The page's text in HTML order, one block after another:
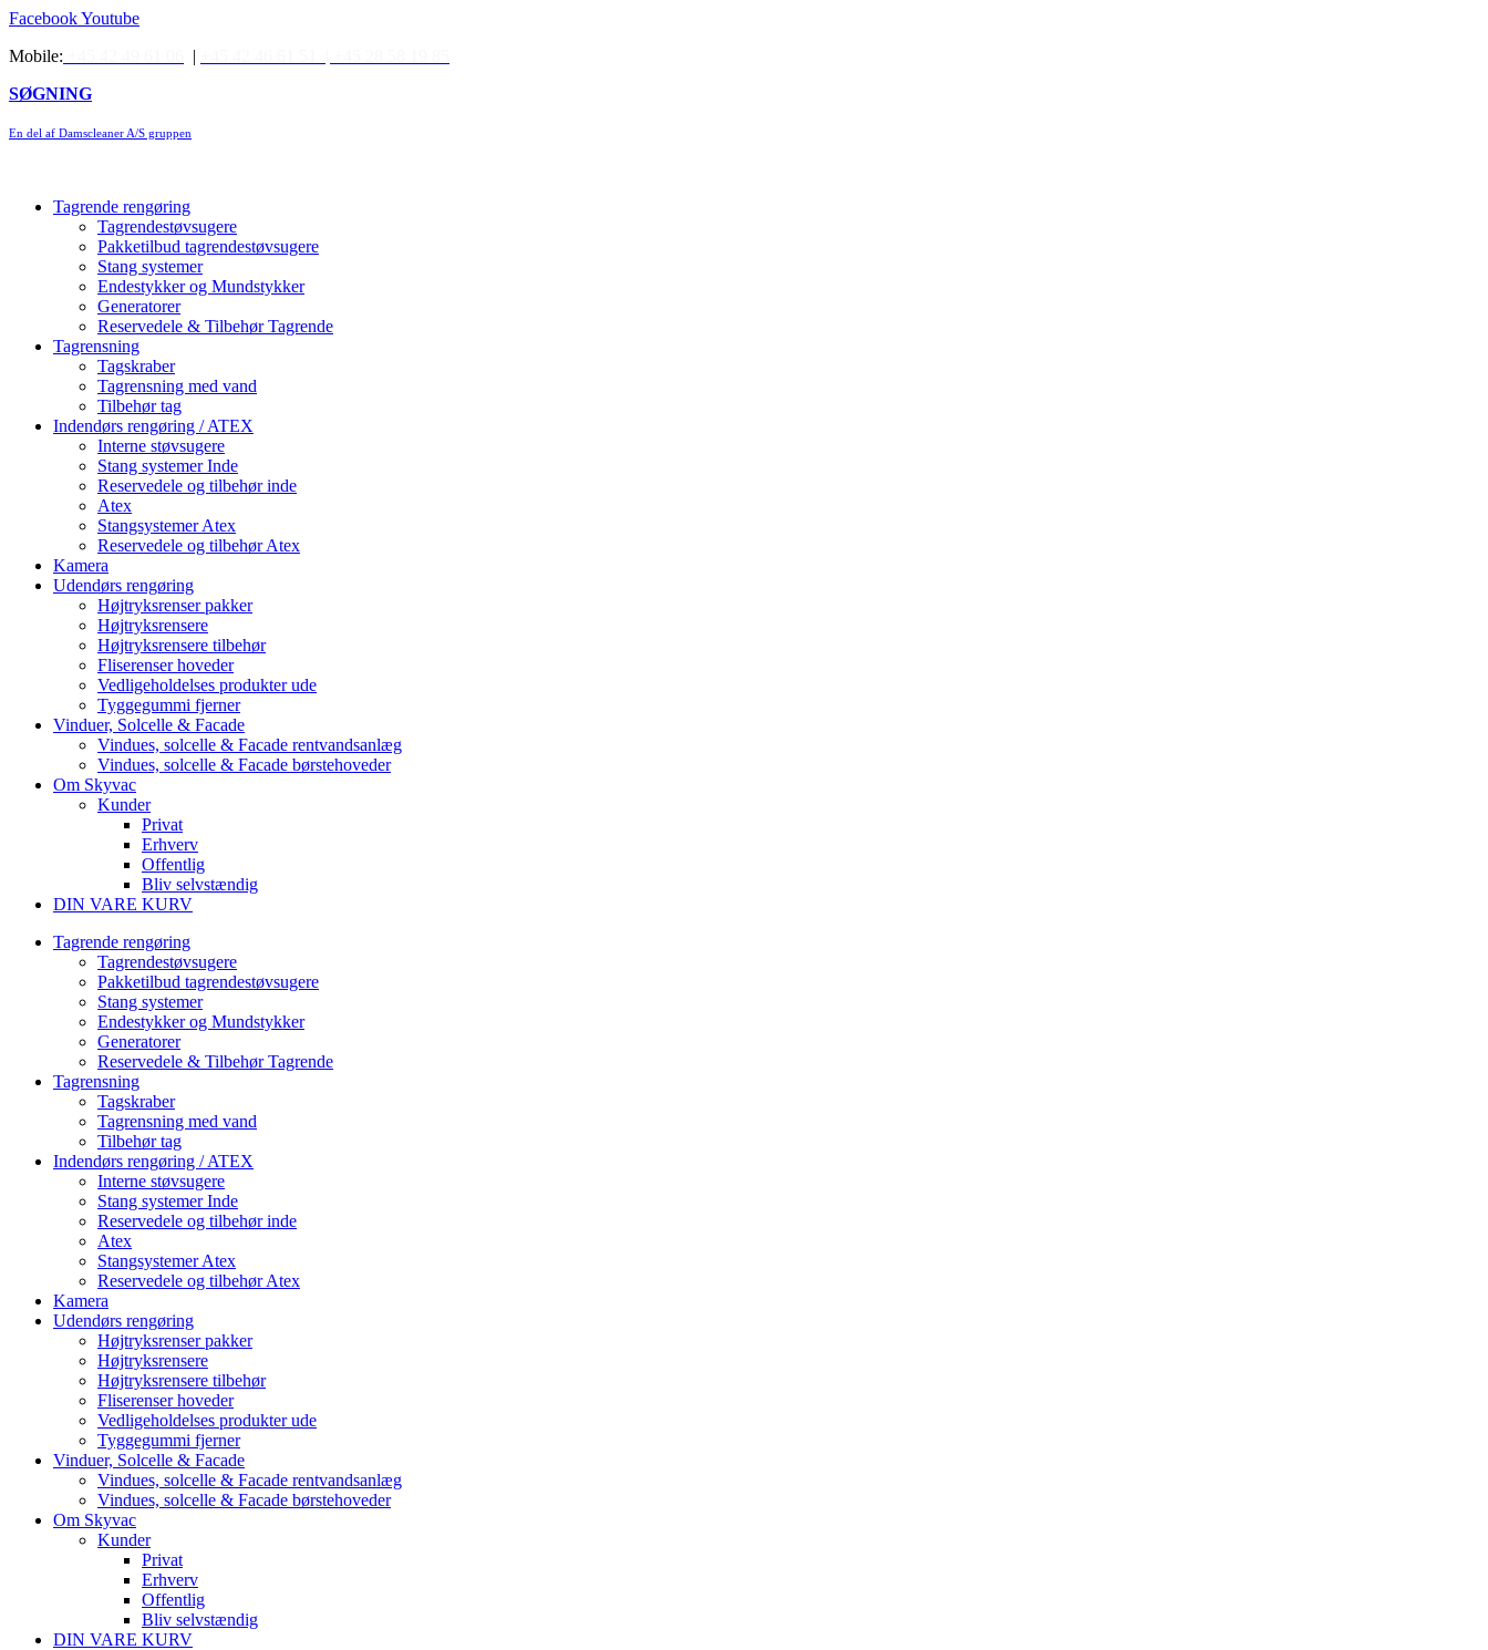
Videre
indhold
FacebookYoutube
Mobile:
|
SØGNING
En del af Damscleaner A/S gruppen
Tagrende rengøring
Tagrendestøvsugere
Pakketilbud tagrendestøvsugere
Stang systemer
Endestykker og Mundstykker
Generatorer
Reservedele & Tilbehør Tagrende
Tagrensning
Tagskraber
Tagrensning med vand
Tilbehør tag
Indendørs rengøring / ATEX
Interne støvsugere
Stang systemer Inde
Reservedele og tilbehør inde
Atex
Stangsystemer Atex
Reservedele og tilbehør Atex
Kamera
Udendørs rengøring
Højtryksrenser pakker
Højtryksrensere
Højtryksrensere tilbehør
Fliserenser hoveder
Vedligeholdelses produkter ude
Tyggegummi fjerner
Vinduer, Solcelle & Facade
Vindues, solcelle & Facade rentvandsanlæg
Vindues, solcelle & Facade børstehoveder
Om Skyvac
Kunder
Privat
Erhverv
Offentlig
Bliv selvstændig
DIN VARE KURV
Tagrende rengøring
Tagrendestøvsugere
Pakketilbud tagrendestøvsugere
Stang systemer
Endestykker og Mundstykker
Generatorer
Reservedele & Tilbehør Tagrende
Tagrensning
Tagskraber
Tagrensning med vand
Tilbehør tag
Indendørs rengøring / ATEX
Interne støvsugere
Stang systemer Inde
Reservedele og tilbehør inde
Atex
Stangsystemer Atex
Reservedele og tilbehør Atex
Kamera
Udendørs rengøring
Højtryksrenser pakker
Højtryksrensere
Højtryksrensere tilbehør
Fliserenser hoveder
Vedligeholdelses produkter ude
Tyggegummi fjerner
Vinduer, Solcelle & Facade
Vindues, solcelle & Facade rentvandsanlæg
Vindues, solcelle & Facade børstehoveder
Om Skyvac
Kunder
Privat
Erhverv
Offentlig
Bliv selvstændig
DIN VARE KURV